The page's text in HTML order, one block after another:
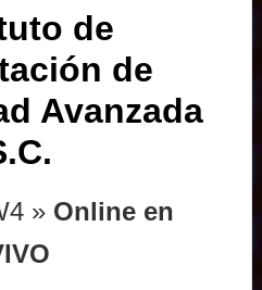
de
de
Avanzada
» Online en